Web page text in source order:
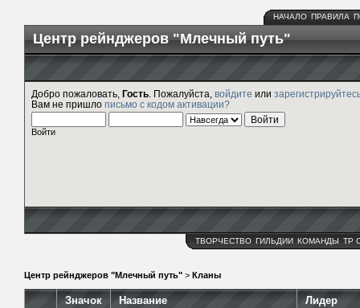
НАЧАЛО ПРАВИЛА
Центр рейнджеров "Млечный путь"
Добро пожаловать, Гость . Пожалуйста, войдите или
Вам не пришло письмо с кодом активации?
Войти
ТВОРЧЕСТВО ГИЛЬДИИ КОМАНДЫ ТР
Центр рейнджеров "Млечный путь" > Кланы
Значок Название Лидер